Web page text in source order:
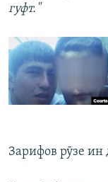
гуфт."
Зарифов рӯзе